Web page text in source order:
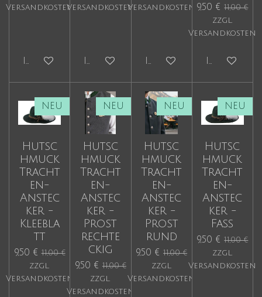
Versandkosten
In den Warenkorb
Versandkosten
In den Warenkorb
Versandkosten
In den Warenkorb
9,50 € 11,00 €
zzgl.
Versandkosten
In den
NEU
Hutsc
hmuck
Tracht
en-
Anstec
ker -
Kleebla
tt
9,50 € 11,00 €
zzgl.
Versandkosten
NEU
Hutsc
hmuck
Tracht
en-
Anstec
ker -
Prost
rechte
ckig
9,50 € 11,00 €
zzgl.
Versandkosten
NEU
Hutsc
hmuck
Tracht
en-
Anstec
ker -
Prost
rund
9,50 € 11,00 €
zzgl.
Versandkosten
NEU
Hutsc
hmuck
Tracht
en-
Anstec
ker -
Fass
9,50 € 11,00 €
zzgl.
Versandkosten